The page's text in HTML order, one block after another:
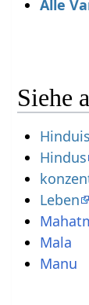
Alle
Siehe
Hindus
Leben
Mala
Manu